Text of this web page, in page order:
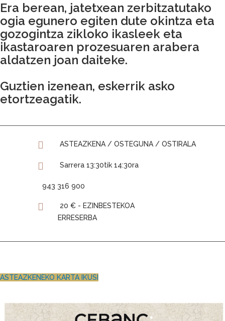
Era berean, jatetxean zerbitzatutako
ogia egunero egiten dute okintza eta
gozogintza zikloko ikasleek eta
ikastaroaren prozesuaren arabera
aldatzen joan daiteke.
Guztien izenean, eskerrik asko
etortzeagatik.
ASTEAZKENA / OSTEGUNA / OSTIRALA
Sarrera 13:30tik 14:30ra
943 316 900
20 € - EZINBESTEKOA
ERRESERBA
ASTEAZKENEKO KARTA IKUSI